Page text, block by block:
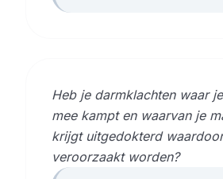
Heb je darmklachten waar
mee kampt en waarvan je
krijgt uitgedokterd
veroorzaakt worden?